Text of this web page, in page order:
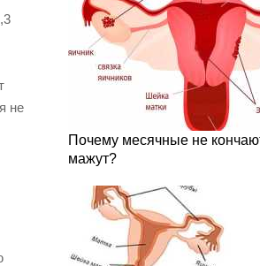
не
Почему месячные не
мажут?